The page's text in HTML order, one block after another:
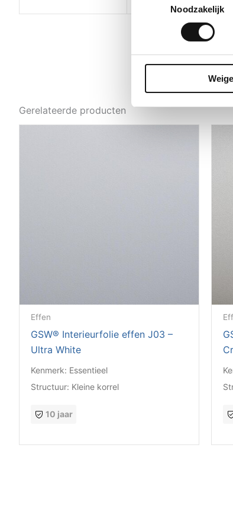
Noodzakelijk
Gerelateerde producten
Effen
GSW® Interieurfolie effen J03 –
Ultra White
Kenmerk: Essentieel
Structuur: Kleine korrel
10 jaar